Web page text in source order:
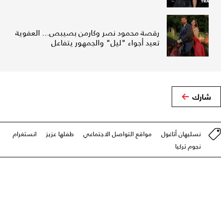
رقصة محمود نصر وكارمن بصيبص... العفوية
تعيد أجواء "ليل" والجمهور يتفاعل
شارك
نسليهان أتاغول مواقع التواصل الاجتماعي طفلها عزيز
انستغرام
نجوم تركيا